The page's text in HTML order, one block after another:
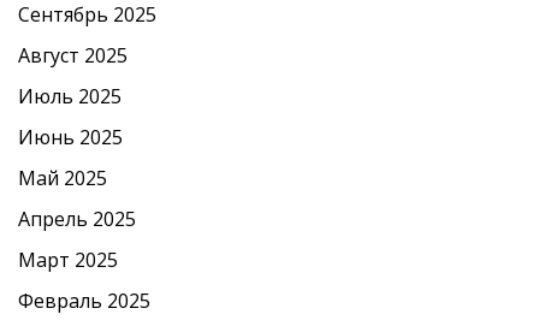
Сентябрь 2025
Август 2025
Июль 2025
Июнь 2025
Май 2025
Апрель 2025
Март 2025
Февраль 2025